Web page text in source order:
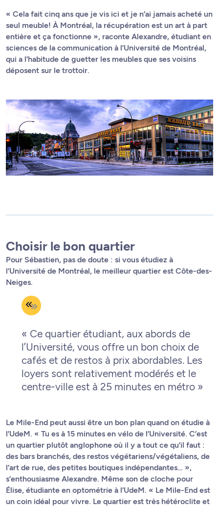
« Cela fait cinq ans que je vis ici et je n’ai jamais acheté un
seul meuble! À Montréal, la récupération est un art à part
entière et ça fonctionne », raconte Alexandre, étudiant en
sciences de la communication à l’Université de Montréal,
qui a l’habitude de guetter les meubles que ses voisins
déposent sur le trottoir.
Choisir le bon quartier
Pour Sébastien, pas de doute : si vous étudiez à
l’Université de Montréal, le meilleur quartier est Côte-des-
Neiges.
« Ce quartier étudiant, aux abords de
l’Université, vous offre un bon choix de
cafés et de restos à prix abordables. Les
loyers sont relativement modérés et le
centre-ville est à 25 minutes en métro »
Le Mile-End peut aussi être un bon plan quand on étudie à
l’UdeM. « Tu es à 15 minutes en vélo de l’Université. C’est
un quartier plutôt anglophone où il y a tout ce qu’il faut :
des bars branchés, des restos végétariens/végétaliens, de
l’art de rue, des petites boutiques indépendantes… »,
s’enthousiasme Alexandre. Même son de cloche pour
Élise, étudiante en optométrie à l’UdeM. « Le Mile-End est
un coin idéal pour vivre. Le quartier est très hétéroclite et